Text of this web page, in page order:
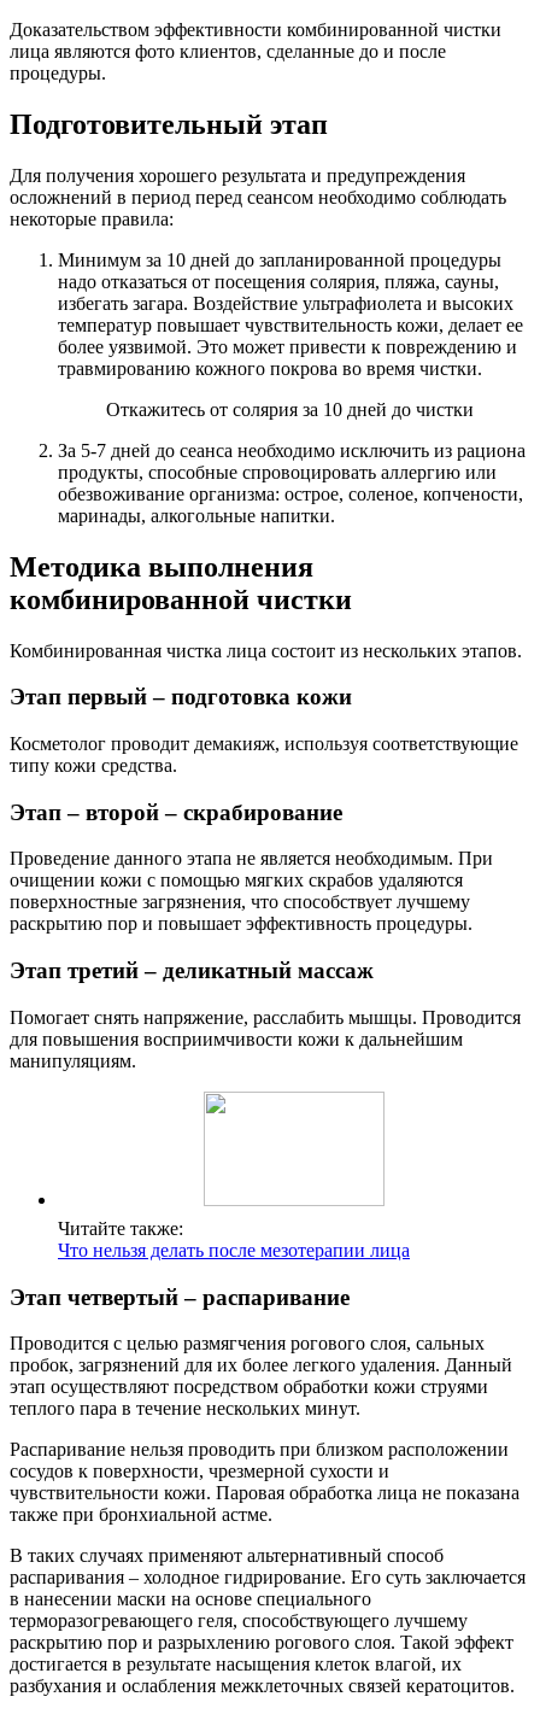
Доказательством эффективности комбинированной чистки
лица являются фото клиентов, сделанные до и после
процедуры.
Подготовительный этап
Для получения хорошего результата и предупреждения
осложнений в период перед сеансом необходимо соблюдать
некоторые правила:
Минимум за 10 дней до запланированной процедуры
надо отказаться от посещения солярия, пляжа, сауны,
избегать загара. Воздействие ультрафиолета и высоких
температур повышает чувствительность кожи, делает ее
более уязвимой. Это может привести к повреждению и
травмированию кожного покрова во время чистки.
Откажитесь от солярия за 10 дней до чистки
За 5-7 дней до сеанса необходимо исключить из рациона
продукты, способные спровоцировать аллергию или
обезвоживание организма: острое, соленое, копчености,
маринады, алкогольные напитки.
Методика выполнения
комбинированной чистки
Комбинированная чистка лица состоит из нескольких этапов.
Этап первый – подготовка кожи
Косметолог проводит демакияж, используя соответствующие
типу кожи средства.
Этап – второй – скрабирование
Проведение данного этапа не является необходимым. При
очищении кожи с помощью мягких скрабов удаляются
поверхностные загрязнения, что способствует лучшему
раскрытию пор и повышает эффективность процедуры.
Этап третий – деликатный массаж
Помогает снять напряжение, расслабить мышцы. Проводится
для повышения восприимчивости кожи к дальнейшим
манипуляциям.
Читайте также:
Что нельзя делать после мезотерапии лица
Этап четвертый – распаривание
Проводится с целью размягчения рогового слоя, сальных
пробок, загрязнений для их более легкого удаления. Данный
этап осуществляют посредством обработки кожи струями
теплого пара в течение нескольких минут.
Распаривание нельзя проводить при близком расположении
сосудов к поверхности, чрезмерной сухости и
чувствительности кожи. Паровая обработка лица не показана
также при бронхиальной астме.
В таких случаях применяют альтернативный способ
распаривания – холодное гидрирование. Его суть заключается
в нанесении маски на основе специального
терморазогревающего геля, способствующего лучшему
раскрытию пор и разрыхлению рогового слоя. Такой эффект
достигается в результате насыщения клеток влагой, их
разбухания и ослабления межклеточных связей кератоцитов.